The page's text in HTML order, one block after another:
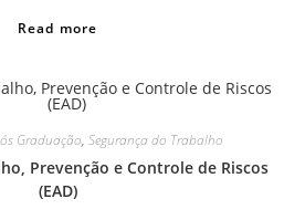
Read more
Graduação, Segurança do Trabalho
Prevenção e Controle de Riscos
(EAD)